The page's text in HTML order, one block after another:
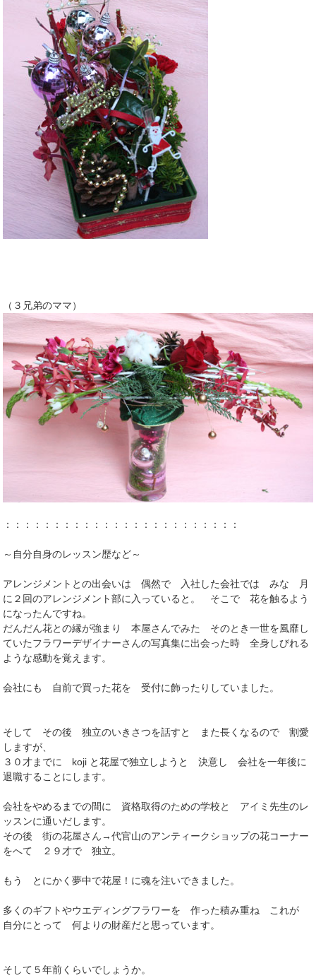
（３兄弟のママ）
：：：：：：：：：：：：：：：：：：：：：：：：
～自分自身のレッスン歴など～
アレンジメントとの出会いは 偶然で 入社した会社では みな 月
に２回のアレンジメント部に入っていると。 そこで 花を触るよう
になったんですね。
だんだん花との縁が強まり 本屋さんでみた そのとき一世を風靡し
ていたフラワーデザイナーさんの写真集に出会った時 全身しびれる
ような感動を覚えます。
会社にも 自前で買った花を 受付に飾ったりしていました。
そして その後 独立のいきさつを話すと また長くなるので 割愛
しますが、
３０才までに koji と花屋で独立しようと 決意し 会社を一年後に
退職することにします。
会社をやめるまでの間に 資格取得のための学校と アイミ先生のレ
ッスンに通いだします。
その後 街の花屋さん→代官山のアンティークショップの花コーナー
をへて ２９才で 独立。
もう とにかく夢中で花屋！に魂を注いできました。
多くのギフトやウエディングフラワーを 作った積み重ね これが
自分にとって 何よりの財産だと思っています。
そして５年前くらいでしょうか。